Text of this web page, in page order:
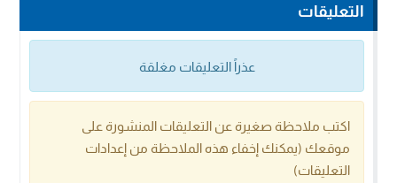
التعليقات
عذراً التعليقات مغلقة
اكتب ملاحظة صغيرة عن التعليقات المنشورة على
موقعك (يمكنك إخفاء هذه الملاحظة من إعدادات
التعليقات)